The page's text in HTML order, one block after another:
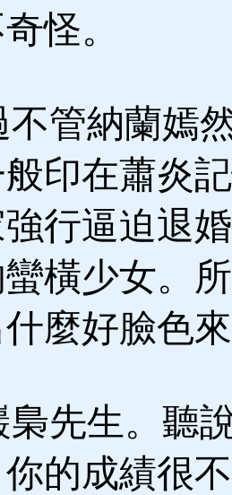
怪。
管納蘭嫣
印在蕭炎
行逼迫退
橫少女。
麼好臉色
先生。聽
的成績很